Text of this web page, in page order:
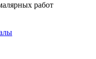
работ